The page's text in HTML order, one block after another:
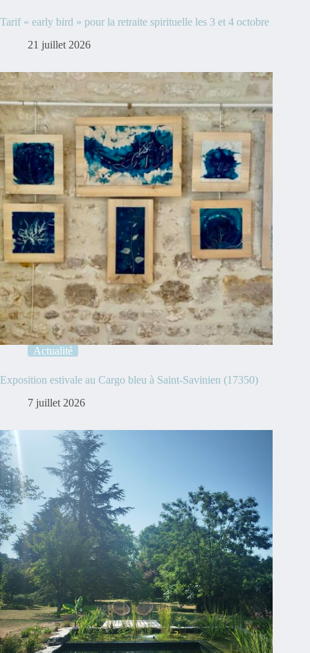
Tarif « early bird » pour la retraite spirituelle les 3 et 4 octobre
21 juillet 2026
Actualité
Exposition estivale au Cargo bleu à Saint-Savinien (17350)
7 juillet 2026